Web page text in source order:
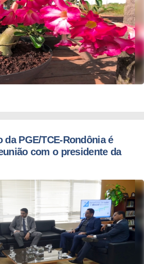
da PGE/TCE-Rondônia é
com o presidente da